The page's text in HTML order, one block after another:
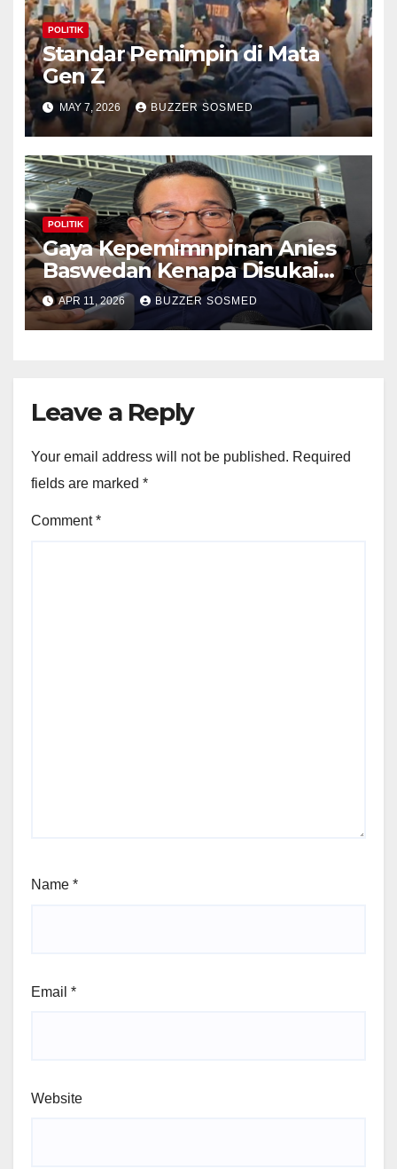
POLITIK
Standar Pemimpin di Mata
Gen Z
MAY 7, 2026 BUZZER SOSMED
POLITIK
Gaya Kepemimnpinan Anies
Baswedan Kenapa Disukai
Banget Gen Z
APR 11, 2026 BUZZER SOSMED
Leave a Reply
Your email address will not be published. Required
fields are marked *
Comment*
Name *
Email *
Website